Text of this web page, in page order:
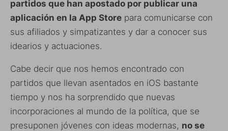
partidos que han apostado por publicar una
aplicación en la App Store para comunicarse con
sus afiliados y simpatizantes y dar a conocer sus
idearios y actuaciones.
Cabe decir que nos hemos encontrado con
partidos que llevan asentados en iOS bastante
tiempo y nos ha sorprendido que nuevas
incorporaciones al mundo de la política, que se
presuponen jóvenes con ideas modernas, no se